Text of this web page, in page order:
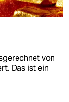
von
Das ist ein